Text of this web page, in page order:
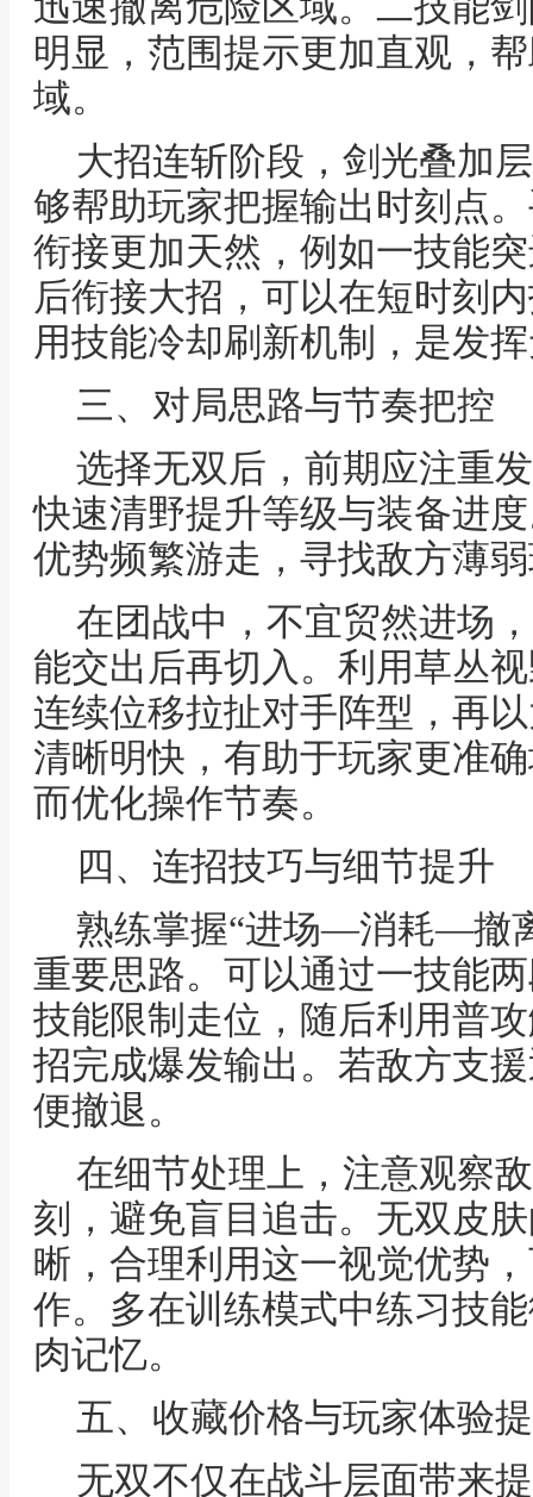
明显，范围提示更加直观，
域。
大招连斩阶段，剑光叠加
够帮助玩家把握输出时刻点
衔接更加天然，例如一技能
后衔接大招，可以在短时刻
用技能冷却刷新机制，是发
三、对局思路与节奏把控
选择无双后，前期应注重
快速清野提升等级与装备进
优势频繁游走，寻找敌方薄
在团战中，不宜贸然进场
能交出后再切入。利用草丛
连续位移拉扯对手阵型，再
清晰明快，有助于玩家更准
而优化操作节奏。
四、连招技巧与细节提升
熟练掌握“进场—消耗—撤
重要思路。可以通过一技能
技能限制走位，随后利用普
招完成爆发输出。若敌方支
便撤退。
在细节处理上，注意观察
刻，避免盲目追击。无双皮
晰，合理利用这一视觉优势
作。多在训练模式中练习技
肉记忆。
五、收藏价格与玩家体验
无双不仅在战斗层面带来